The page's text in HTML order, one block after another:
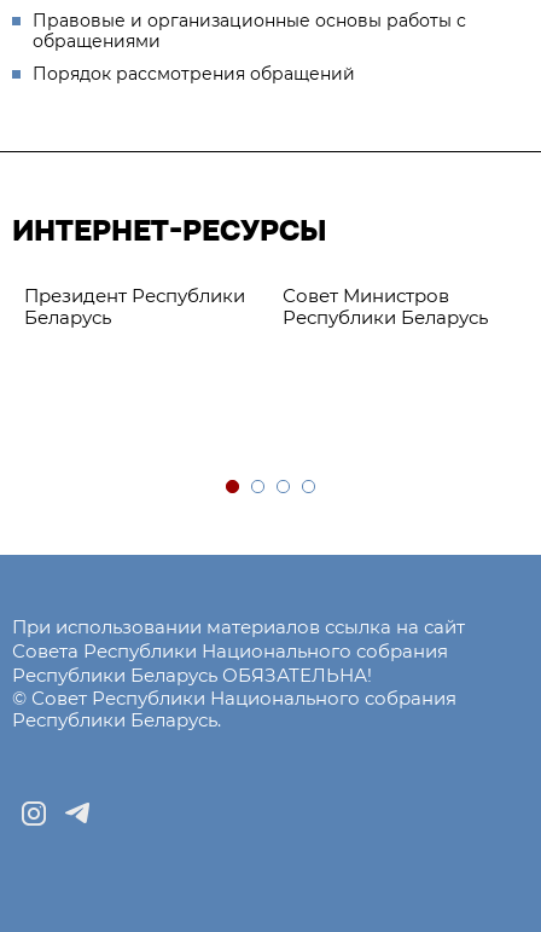
Правовые и организационные основы работы с
обращениями
Порядок рассмотрения обращений
ИНТЕРНЕТ-РЕСУРСЫ
Президент Республики
Беларусь
Совет Министров
Республики Беларусь
При использовании материалов ссылка на сайт
Совета Республики Национального собрания
Республики Беларусь ОБЯЗАТЕЛЬНА!
© Совет Республики Национального собрания
Республики Беларусь.